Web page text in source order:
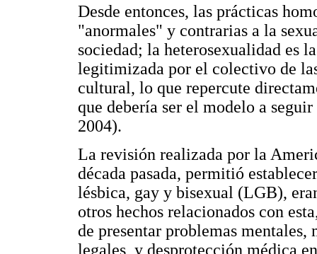
Desde entonces, las prácticas
"anormales" y contrarias a la
sociedad; la heterosexualidad es
legitimizada por el colectivo de
cultural, lo que repercute
que debería ser el modelo a
2004).
La revisión realizada por la
década pasada, permitió
lésbica, gay y bisexual (LGB),
otros hechos relacionados con
de presentar problemas
legales, y desprotección médica